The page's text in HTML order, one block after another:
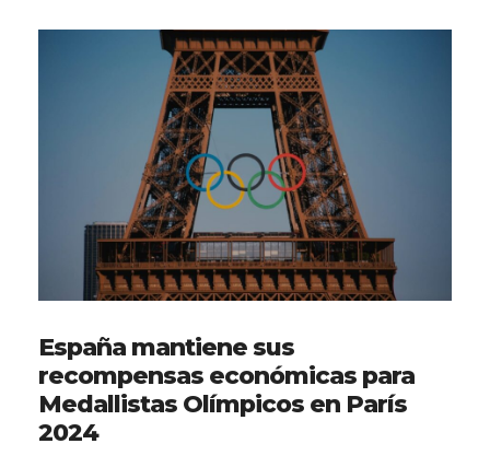
España mantiene sus
recompensas económicas para
Medallistas Olímpicos en París
2024